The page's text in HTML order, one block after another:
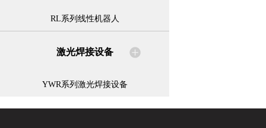
RL系列线性机器人
激光焊接设备
YWR系列激光焊接设备